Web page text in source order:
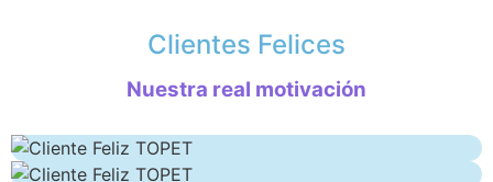
Clientes Felices
Nuestra real motivación